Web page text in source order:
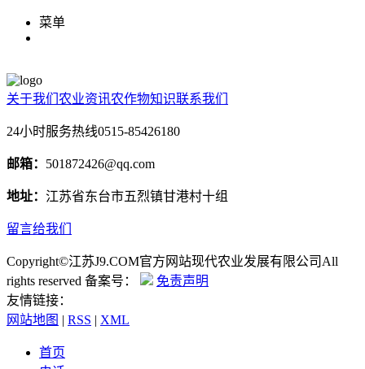
菜单
关于我们 农业资讯农作物知识联系我们
24小时服务热线0515-85426180
邮箱： 501872426@qq.com
地址： 江苏省东台市五烈镇甘港村十组
留言给我们
Copyright©江苏J9.COM官方网站现代农业发展有限公司All
rights reserved 备案号：
免责声明
友情链接：
网站地图 | RSS | XML
首页